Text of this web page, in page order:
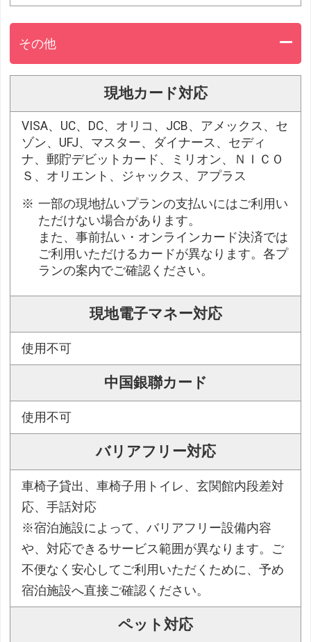
その他
現地カード対応
VISA、UC、DC、オリコ、JCB、アメックス、セ
ゾン、UFJ、マスター、ダイナース、セディ
ナ、郵貯デビットカード、ミリオン、ＮＩＣＯ
Ｓ、オリエント、ジャックス、アプラス
一部の現地払いプランの支払いにはご利用い
ただけない場合があります。
また、事前払い・オンラインカード決済では
ご利用いただけるカードが異なります。各プ
ランの案内でご確認ください。
現地電子マネー対応
使用不可
中国銀聯カード
使用不可
バリアフリー対応
車椅子貸出、車椅子用トイレ、玄関館内段差対
応、手話対応
※宿泊施設によって、バリアフリー設備内容
や、対応できるサービス範囲が異なります。ご
不便なく安心してご利用いただくために、予め
宿泊施設へ直接ご確認ください。
ペット対応